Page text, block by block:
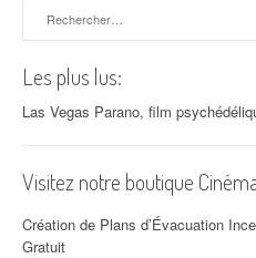
Les plus lus:
Las Vegas Parano, film
Visitez notre boutique
Création de Plans d’Évacuation
Gratuit